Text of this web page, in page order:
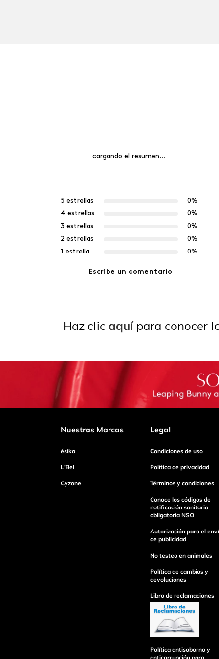
cargando el resumen…
5 estrellas
0%
4 estrellas
0%
3 estrellas
0%
2 estrellas
0%
1 estrella
0%
Escribe un comentario
Título
Califica el producto de 1 a 5 estrellas
Tu nombre
Dirección de email
Escribe un comentario
Enviar Comentario
Haz clic aquípara conocer
Nuestras Marcas
ésika
L'Bel
Cyzone
Legal
Condiciones de uso
Política de privacidad
Términos y condiciones
Conoce los códigos de
notificación sanitaria
obligatoria NSO
Autorización para el
de publicidad
No testeo en animales
Política de cambios y
devoluciones
Libro de reclamaciones
Política antisoborno y
anticorrupción para